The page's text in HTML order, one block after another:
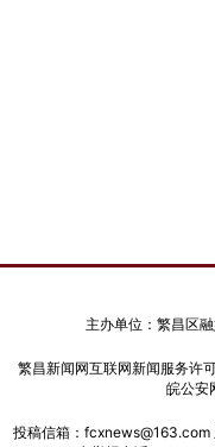
主办单位：繁昌区
繁昌新闻网互联网新闻服务许
皖公
投稿信箱：